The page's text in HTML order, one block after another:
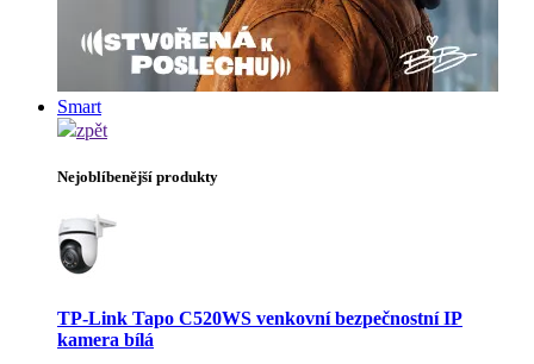
Smart
zpět
Nejoblíbenější produkty
TP-Link Tapo C520WS venkovní bezpečnostní IP
kamera bílá